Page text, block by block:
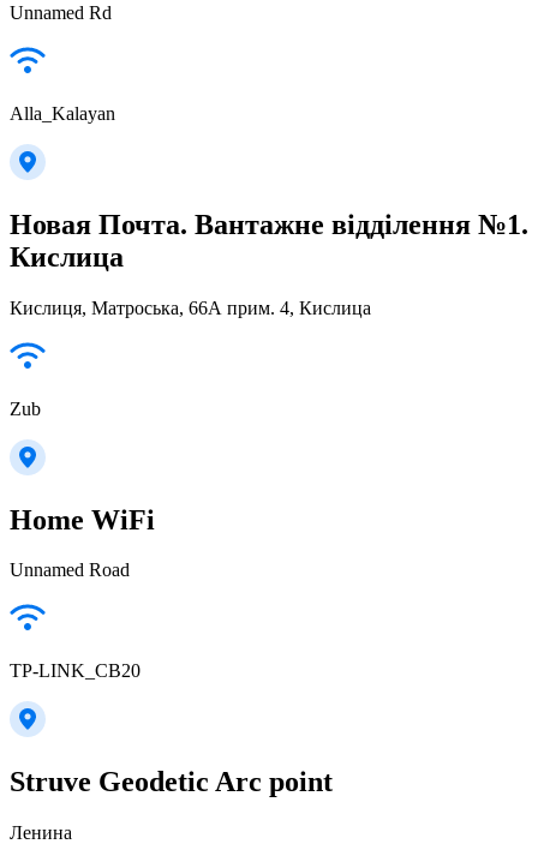
Unnamed Rd
Alla_Kalayan
Новая Почта. Вантажне відділення №1.
Кислица
Кислиця, Матроська, 66А прим. 4, Кислица
Zub
Home WiFi
Unnamed Road
TP-LINK_CB20
Struve Geodetic Arc point
Ленина